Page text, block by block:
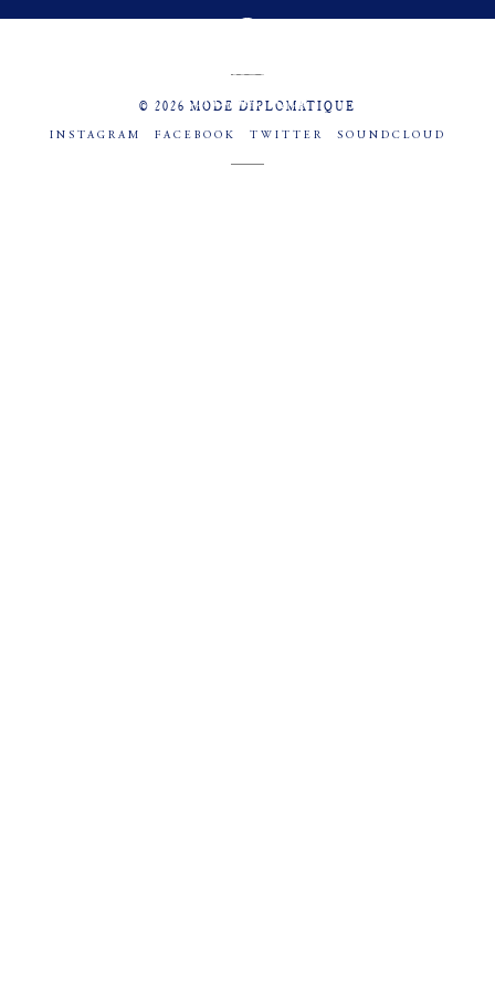
© 2026 MODE DIPLOMATIQUE
INSTAGRAM FACEBOOK TWITTER SOUNDCLOUD